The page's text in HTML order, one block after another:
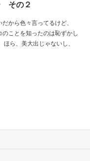
その２
から色々言ってるけど、
のことを知ったのは恥ずかし
ほら、美大出じゃないし、